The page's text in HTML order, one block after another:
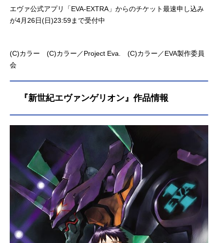
エヴァ公式アプリ「EVA-EXTRA」からのチケット最速申し込み
が4月26日(日)23:59まで受付中
(C)カラー (C)カラー／Project Eva. (C)カラー／EVA製作委員
会
『新世紀エヴァンゲリオン』作品情報